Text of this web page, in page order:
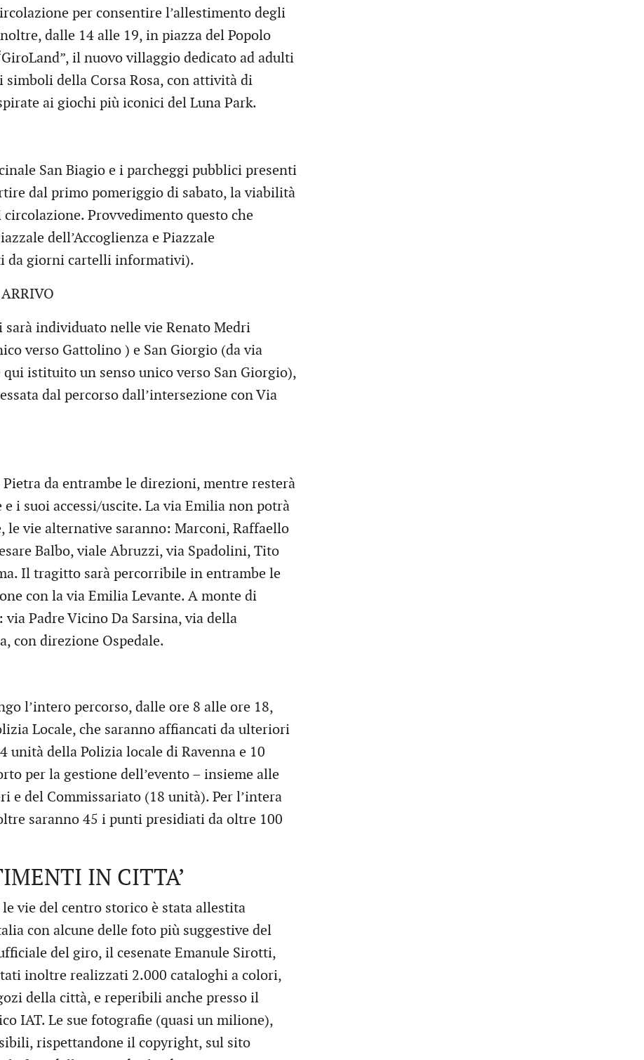
per consentire l’allestimento degli
dalle 14 alle 19, in piazza del Popolo
il nuovo villaggio dedicato ad adulti
della Corsa Rosa, con attività di
ai giochi più iconici del Luna Park.
San Biagio e i parcheggi pubblici presenti
dal primo pomeriggio di sabato, la viabilità
Provvedimento questo che
dell’Accoglienza e Piazzale
da giorni cartelli informativi).
individuato nelle vie Renato Medri
verso Gattolino ) e San Giorgio (da via
qui istituito un senso unico verso San Giorgio),
dal percorso dall’intersezione con Via
da entrambe le direzioni, mentre resterà
i suoi accessi/uscite. La via Emilia non potrà
le vie alternative saranno: Marconi, Raffaello
Balbo, viale Abruzzi, via Spadolini, Tito
Il tragitto sarà percorribile in entrambe le
con la via Emilia Levante. A monte di
Padre Vicino Da Sarsina, via della
con direzione Ospedale.
l’intero percorso, dalle ore 8 alle ore 18,
Locale, che saranno affiancati da ulteriori
unità della Polizia locale di Ravenna e 10
per la gestione dell’evento – insieme alle
e del Commissariato (18 unità). Per l’intera
saranno 45 i punti presidiati da oltre 100
IN CITTA’
vie del centro storico è stata allestita
con alcune delle foto più suggestive del
del giro, il cesenate Emanule Sirotti,
inoltre realizzati 2.000 cataloghi a colori,
della città, e reperibili anche presso il
IAT. Le sue fotografie (quasi un milione),
rispettandone il copyright, sul sito